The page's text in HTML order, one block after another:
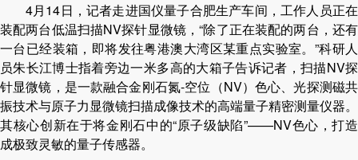
4月14日，记者走进国仪量子合肥生产车间，工作人员正在
装配两台低温扫描NV探针显微镜，“除了正在装配的两台，还有
一台已经装箱，即将发往粤港澳大湾区某重点实验室。”科研人
员朱长江博士指着旁边一米多高的大箱子告诉记者，扫描NV探
针显微镜，是一款融合金刚石氮-空位（NV）色心、光探测磁共
振技术与原子力显微镜扫描成像技术的高端量子精密测量仪器。
其核心创新在于将金刚石中的“原子级缺陷”——NV色心，打造
成极致灵敏的量子传感器。